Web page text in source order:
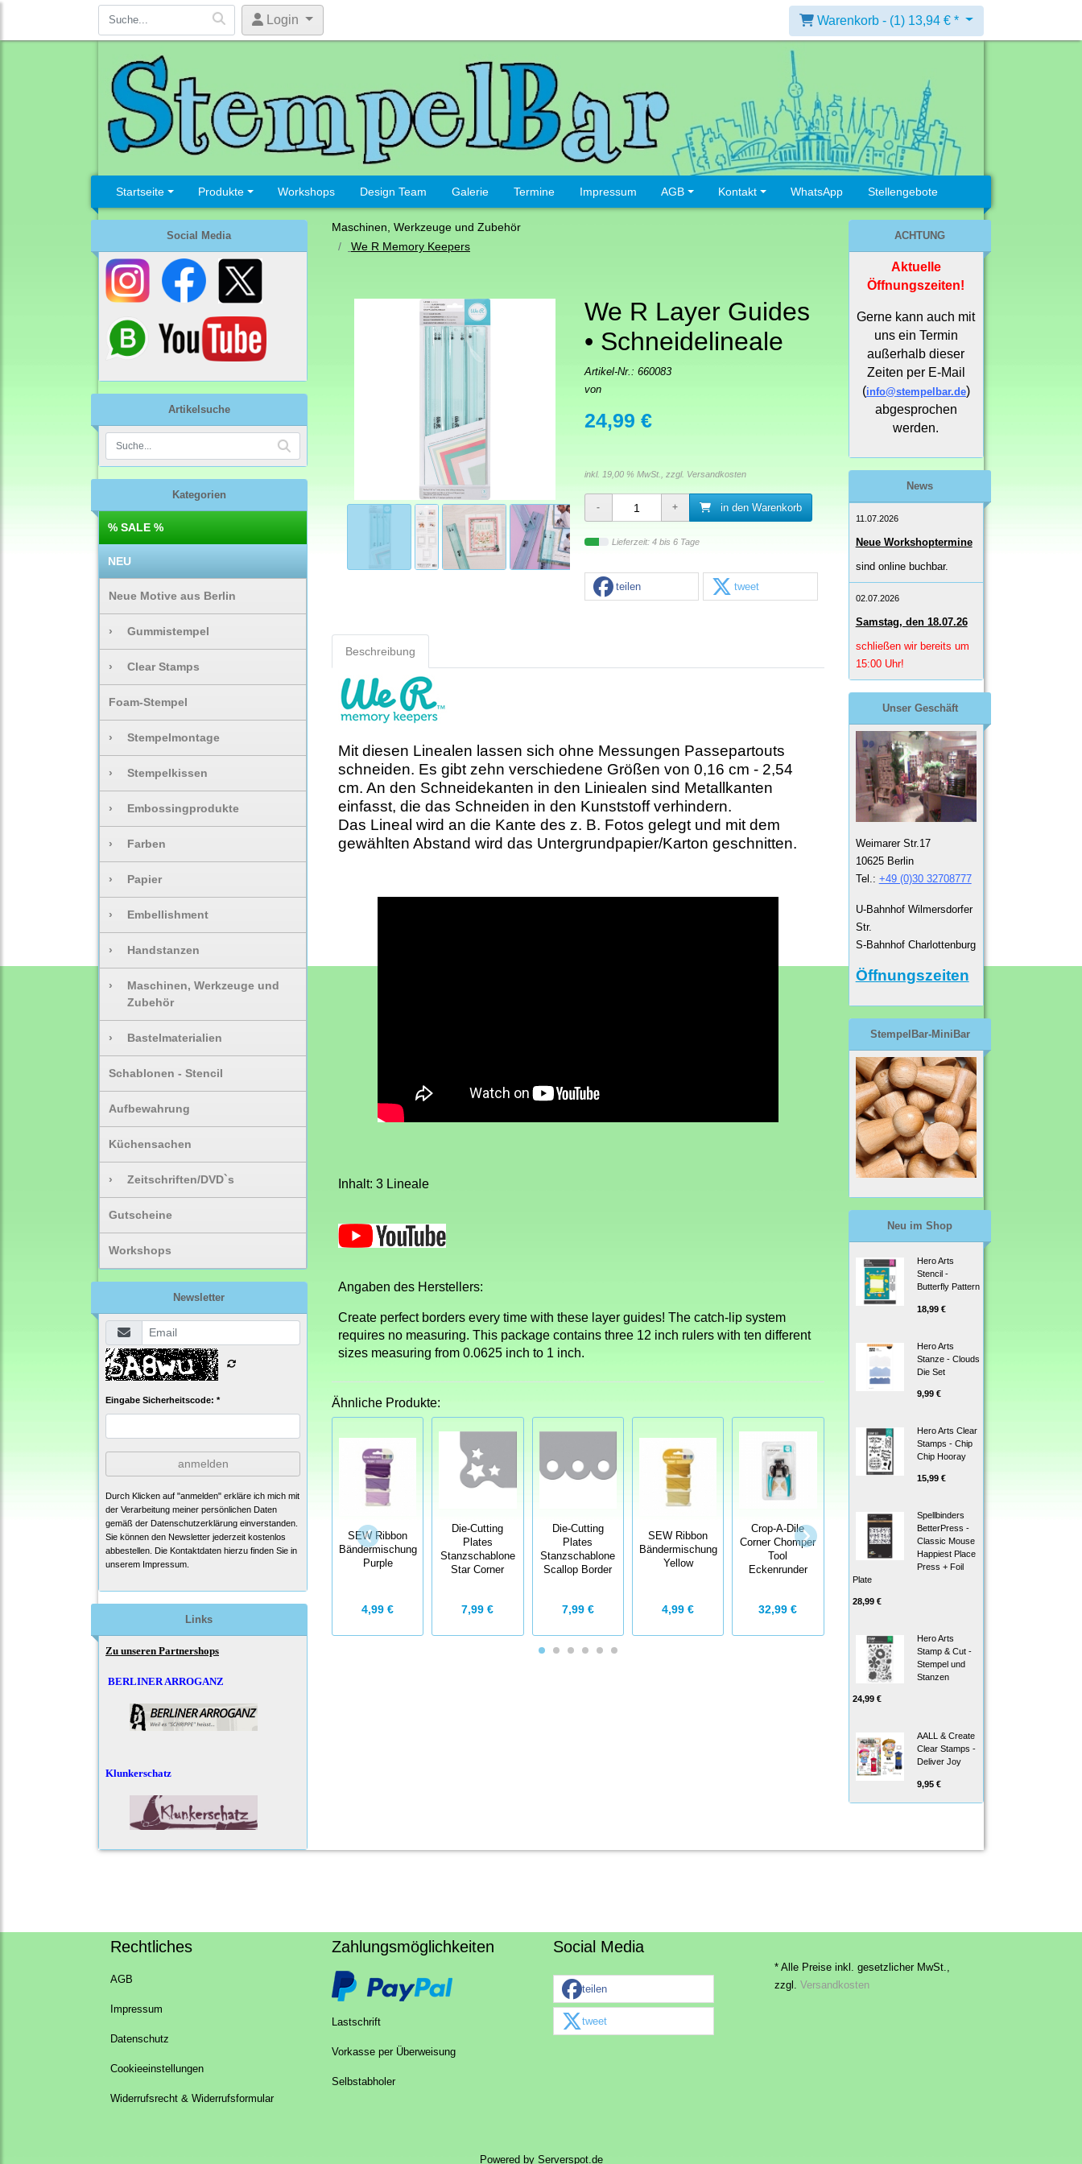
Login Warenkorb - (1) 13,94 € *
Startseite Produkte Workshops Design Team Galerie Termine Impressum AGB Kontakt WhatsApp Stellengebote
Social Media
Artikelsuche
Kategorien
% SALE %
NEU
Neue Motive aus Berlin
› Gummistempel
› Clear Stamps
Foam-Stempel
› Stempelmontage
› Stempelkissen
› Embossingprodukte
› Farben
› Papier
› Embellishment
› Handstanzen
›
Maschinen, Werkzeuge und
Zubehör
› Bastelmaterialien
Schablonen - Stencil
Aufbewahrung
Küchensachen
› Zeitschriften/DVD`s
Gutscheine
Workshops
Newsletter
Eingabe Sicherheitscode: *
anmelden
Durch Klicken auf "anmelden" erkläre ich mich mit
der Verarbeitung meiner persönlichen Daten
gemäß der Datenschutzerklärung einverstanden.
Sie können den Newsletter jederzeit kostenlos
abbestellen. Die Kontaktdaten hierzu finden Sie in
unserem Impressum.
Links
Zu unseren Partnershops
BERLINER ARROGANZ
Klunkerschatz
Maschinen, Werkzeuge und Zubehör
We R Memory Keepers
We R Layer Guides
• Schneidelineale
Artikel-Nr.: 660083
von
24,99 €
inkl. 19,00 % MwSt., zzgl. Versandkosten
in den Warenkorb
Lieferzeit: 4 bis 6 Tage
teilen tweet
Beschreibung
Mit diesen Linealen lassen sich ohne Messungen Passepartouts
schneiden. Es gibt zehn verschiedene Größen von 0,16 cm - 2,54
cm. An den Schneidekanten in den Liniealen sind Metallkanten
einfasst, die das Schneiden in den Kunststoff verhindern.
Das Lineal wird an die Kante des z. B. Fotos gelegt und mit dem
gewählten Abstand wird das Untergrundpapier/Karton geschnitten.
Inhalt: 3 Lineale
Angaben des Herstellers:
Create perfect borders every time with these layer guides! The catch-lip system
requires no measuring. This package contains three 12 inch rulers with ten different
sizes measuring from 0.0625 inch to 1 inch.
Ähnliche Produkte:
SEW Ribbon
Bändermischung
Purple
4,99 €
Die-Cutting
Plates
Stanzschablone
Star Corner
7,99 €
Die-Cutting
Plates
Stanzschablone
Scallop Border
7,99 €
SEW Ribbon
Bändermischung
Yellow
4,99 €
Crop-A-Dile
Corner Chomper
Tool
Eckenrunder
32,99 €
SEW Ribbon
Bändermischung
4,99 €
SEWeasy
Bändermischung
Floss (Glitter
Primary)
ACHTUNG
Aktuelle
Öffnungszeiten!
Gerne kann auch mit
uns ein Termin
außerhalb dieser
Zeiten per E-Mail
(info@stempelbar.de)
abgesprochen
werden.
News
11.07.2026
Neue Workshoptermine
sind online buchbar.
02.07.2026
Samstag, den 18.07.26
schließen wir bereits um
15:00 Uhr!
Unser Geschäft
Weimarer Str.17
10625 Berlin
Tel.: +49 (0)30 32708777
U-Bahnhof Wilmersdorfer
Str.
S-Bahnhof Charlottenburg
Öffnungszeiten
StempelBar-MiniBar
Neu im Shop
Hero Arts
Stencil -
Butterfly Pattern
18,99 €
Hero Arts
Stanze - Clouds
Die Set
9,99 €
Hero Arts Clear
Stamps - Chip
Chip Hooray
15,99 €
Spellbinders
BetterPress -
Classic Mouse
Happiest Place
Press + Foil
Plate
28,99 €
Hero Arts
Stamp & Cut -
Stempel und
Stanzen
24,99 €
AALL & Create
Clear Stamps -
Deliver Joy
9,95 €
Rechtliches
AGB
Impressum
Datenschutz
Cookieeinstellungen
Widerrufsrecht & Widerrufsformular
Zahlungsmöglichkeiten
Lastschrift
Vorkasse per Überweisung
Selbstabholer
Social Media
teilen
tweet
* Alle Preise inkl. gesetzlicher MwSt.,
zzgl. Versandkosten
Powered by Serverspot.de